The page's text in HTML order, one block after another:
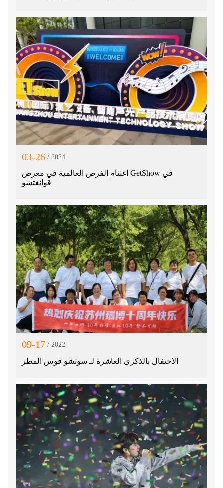
03-26 / 2024
اغتنام الفرص العالمية في معرض GetShow في
قوانغتشو
09-17 / 2022
الاحتفال بالذكرى العاشرة لـ سوتشو قوس المطر